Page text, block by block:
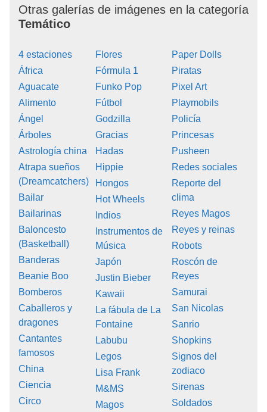
Otras galerías de imágenes en la categoría
Temático
4 estaciones
África
Aguacate
Alimento
Ángel
Árboles
Astrología china
Atrapa sueños
(Dreamcatchers)
Bailar
Bailarinas
Baloncesto
(Basketball)
Banderas
Beanie Boo
Bomberos
Caballeros y
dragones
Cantantes
famosos
China
Ciencia
Circo
Flores
Fórmula 1
Funko Pop
Fútbol
Godzilla
Gracias
Hadas
Hippie
Hongos
Hot Wheels
Indios
Instrumentos de
Música
Japón
Justin Bieber
Kawaii
La fábula de La
Fontaine
Labubu
Legos
Lisa Frank
M&MS
Magos
Paper Dolls
Piratas
Pixel Art
Playmobils
Policía
Princesas
Pusheen
Redes sociales
Reporte del
clima
Reyes Magos
Reyes y reinas
Robots
Roscón de
Reyes
Samurai
San Nicolas
Sanrio
Shopkins
Signos del
zodiaco
Sirenas
Soldados